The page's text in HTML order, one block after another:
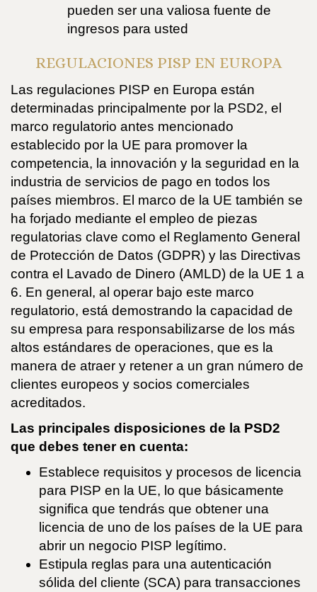
pueden ser una valiosa fuente de
ingresos para usted
REGULACIONES PISP EN EUROPA
Las regulaciones PISP en Europa están
determinadas principalmente por la PSD2, el
marco regulatorio antes mencionado
establecido por la UE para promover la
competencia, la innovación y la seguridad en la
industria de servicios de pago en todos los
países miembros. El marco de la UE también se
ha forjado mediante el empleo de piezas
regulatorias clave como el Reglamento General
de Protección de Datos (GDPR) y las Directivas
contra el Lavado de Dinero (AMLD) de la UE 1 a
6. En general, al operar bajo este marco
regulatorio, está demostrando la capacidad de
su empresa para responsabilizarse de los más
altos estándares de operaciones, que es la
manera de atraer y retener a un gran número de
clientes europeos y socios comerciales
acreditados.
Las principales disposiciones de la PSD2
que debes tener en cuenta:
Establece requisitos y procesos de licencia
para PISP en la UE, lo que básicamente
significa que tendrás que obtener una
licencia de uno de los países de la UE para
abrir un negocio PISP legítimo.
Estipula reglas para una autenticación
sólida del cliente (SCA) para transacciones